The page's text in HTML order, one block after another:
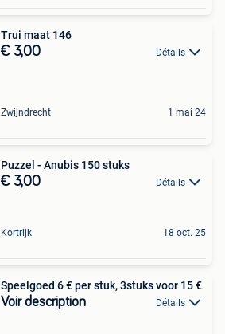
Trui maat 146
€ 3,00 Détails
Zwijndrecht 1 mai 24
Puzzel - Anubis 150 stuks
€ 3,00 Détails
Kortrijk 18 oct. 25
Speelgoed 6 € per stuk, 3stuks voor 15 €
Voir description Détails